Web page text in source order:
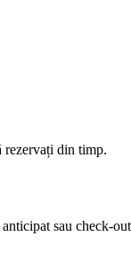
rezervați din timp.
sau check-